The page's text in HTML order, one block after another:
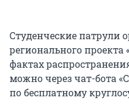
Студенческие патрули
регионального проекта
фактах
можно через чат-бота
по бесплатному